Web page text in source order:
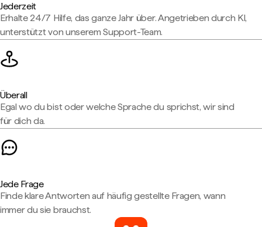
Jederzeit
Erhalte 24/7 Hilfe, das ganze Jahr über. Angetrieben durch KI,
unterstützt von unserem Support-Team.
Überall
Egal wo du bist oder welche Sprache du sprichst, wir sind
für dich da.
Jede Frage
Finde klare Antworten auf häufig gestellte Fragen, wann
immer du sie brauchst.